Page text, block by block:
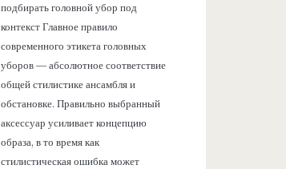
подбирать головной убор под
контекст Главное правило
современного этикета головных
уборов — абсолютное соответствие
общей стилистике ансамбля и
обстановке. Правильно выбранный
аксессуар усиливает концепцию
образа, в то время как
стилистическая ошибка может